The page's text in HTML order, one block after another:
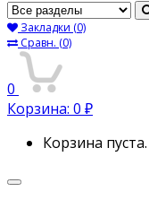
Закладки (0)
Сравн. (0)
0
Корзина: 0 ₽
Корзина пуста.
Переключить